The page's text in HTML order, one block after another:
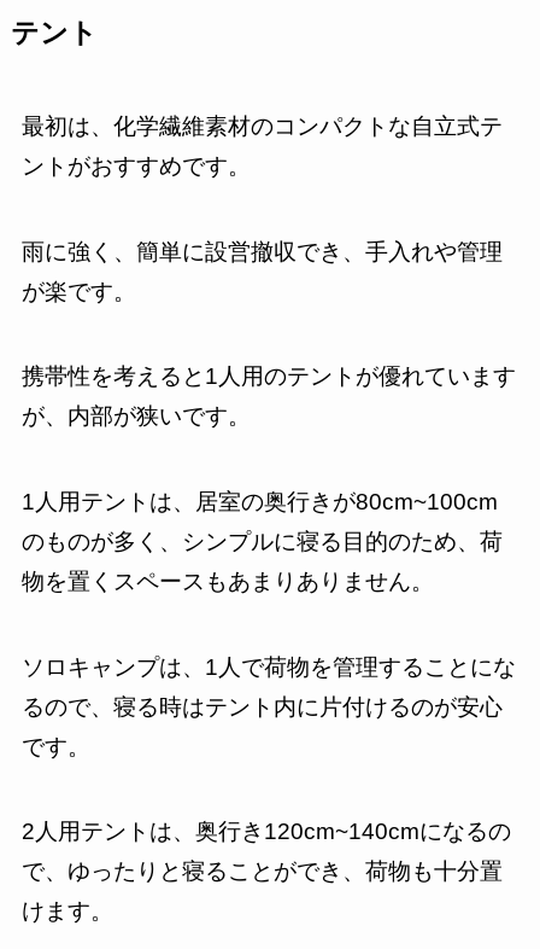
テント
最初は、化学繊維素材のコンパクトな自立式テ
ントがおすすめです。
雨に強く、簡単に設営撤収でき、手入れや管理
が楽です。
携帯性を考えると1人用のテントが優れています
が、内部が狭いです。
1人用テントは、居室の奥行きが80cm~100cm
のものが多く、シンプルに寝る目的のため、荷
物を置くスペースもあまりありません。
ソロキャンプは、1人で荷物を管理することにな
るので、寝る時はテント内に片付けるのが安心
です。
2人用テントは、奥行き120cm~140cmになるの
で、ゆったりと寝ることができ、荷物も十分置
けます。